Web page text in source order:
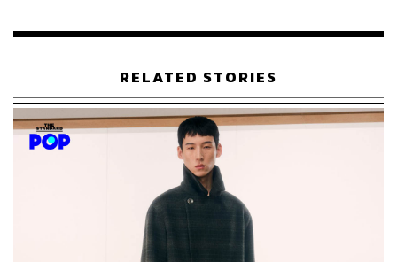
คริสตอฟเฟอร์ สเวนซัน
บรรณาธิการแฟชั่นและคัลเจอร์ต่างประเทศ
ประจำสำนักข่าว THE STANDARD
RELATED STORIES